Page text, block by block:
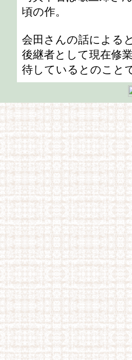
頃の作。
会田さんの話による
後継者として現在修
待しているとのこと